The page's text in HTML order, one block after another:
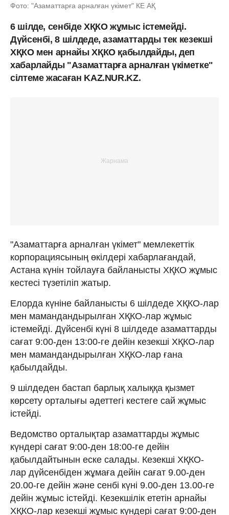
Фото: "Азаматтарға арналған үкімет" КЕ АҚ
6 шілде, сенбіде ХҚКО жұмыс істемейді.
Дүйсенбі, 8 шілдеде, азаматтарды тек кезекші
ХҚКО мен арнайы ХҚКО қабылдайды, деп
хабарлайды "Азаматтарға арналған үкіметке"
сілтеме жасаған KAZ.NUR.KZ.
"Азаматтарға арналған үкімет" мемлекеттік
корпорациясының өкілдері хабарлағандай,
Астана күнін тойлауға байланысты ХҚКО жұмыс
кестесі түзетіліп жатыр.
Елорда күніне байланысты 6 шілдеде ХҚКО-лар
мен мамандандырылған ХҚКО-лар жұмыс
істемейді. Дүйсенбі күні 8 шілдеде азаматтарды
сағат 9:00-ден 13:00-ге дейін кезекші ХҚКО-лар
мен мамандандырылған ХҚКО-лар ғана
қабылдайды.
9 шілдеден бастап барлық халыққа қызмет
көрсету орталығы әдеттегі кестеге сай жұмыс
істейді.
Ведомство орталықтар азаматтарды жұмыс
күндері сағат 9:00-ден 18:00-ге дейін
қабылдайтынын еске салады. Кезекші ХҚКО-
лар дүйсенбіден жұмаға дейін сағат 9.00-ден
20.00-ге дейін және сенбі күні 9.00-ден 13.00-ге
дейін жұмыс істейді. Кезекшілік ететін арнайы
ХҚКО-лар кезекші жұмыс күндері сағат 9:00-ден